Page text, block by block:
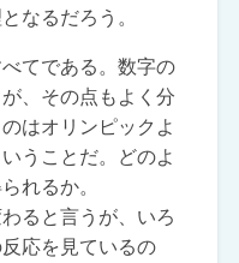
なるだろう。
てである。数字の
、その点もよく分
はオリンピックよ
うことだ。どのよ
れるか。
ると言うが、いろ
応を見ているの